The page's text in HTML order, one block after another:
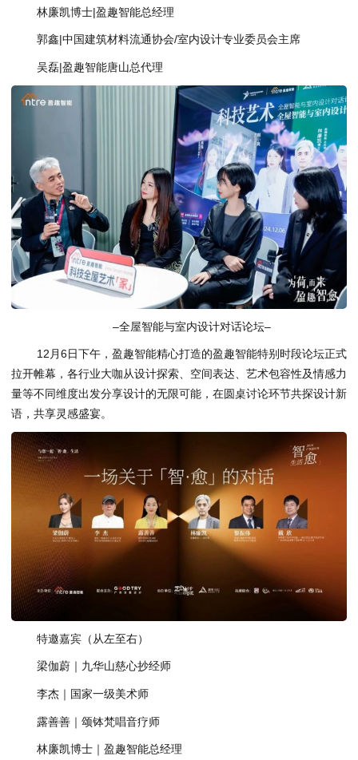
林廉凯博士|盈趣智能总经理
郭鑫|中国建筑材料流通协会/室内设计专业委员会主席
吴磊|盈趣智能唐山总代理
–全屋智能与室内设计对话论坛–
12月6日下午，盈趣智能精心打造的盈趣智能特别时段论坛正式
拉开帷幕，各行业大咖从设计探索、空间表达、艺术包容性及情感力
量等不同维度出发分享设计的无限可能，在圆桌讨论环节共探设计新
语，共享灵感盛宴。
特邀嘉宾（从左至右）
梁伽蔚｜九华山慈心抄经师
李杰｜国家一级美术师
露善善｜颂钵梵唱音疗师
林廉凯博士｜盈趣智能总经理